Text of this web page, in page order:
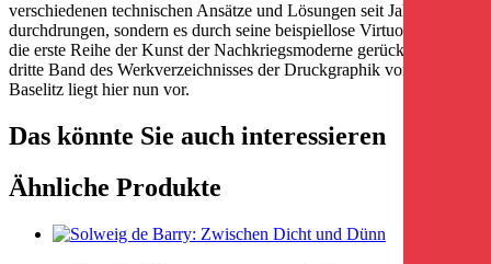
verschiedenen technischen Ansätze und Lösungen seit Jahrzehnten
durchdrungen, sondern es durch seine beispiellose Virtuosität mit in
die erste Reihe der Kunst der Nachkriegsmoderne gerückt. Der
dritte Band des Werkverzeichnisses der Druckgraphik von Georg
Baselitz liegt hier nun vor.
Das könnte Sie auch interessieren
Ähnliche Produkte